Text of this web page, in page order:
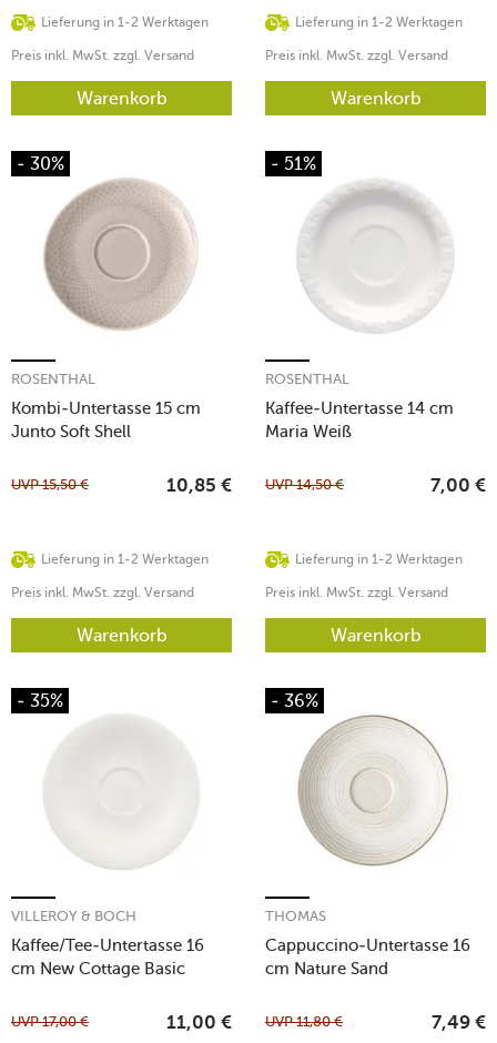
Lieferung in 1-2 Werktagen
Preis inkl. MwSt. zzgl. Versand
Warenkorb
Lieferung in 1-2 Werktagen
Preis inkl. MwSt. zzgl. Versand
Warenkorb
- 30%
Kombi-Untertasse 15 cm
Junto Soft Shell
ROSENTHAL
Lieferung in 1-2 Werktagen
UVP15,50 € 10,85 €
Preis inkl. MwSt. zzgl. Versand
Warenkorb
- 51%
Kaffee-Untertasse 14 cm
Maria Weiß
ROSENTHAL
Lieferung in 1-2 Werktagen
UVP14,50 € 7,00 €
Preis inkl. MwSt. zzgl. Versand
Warenkorb
- 35%
Kaffee/Tee-Untertasse 16
cm New Cottage Basic
VILLEROY & BOCH
UVP17,00 € 11,00 €
- 36%
Cappuccino-Untertasse 16
cm Nature Sand
THOMAS
UVP11,80 € 7,49 €